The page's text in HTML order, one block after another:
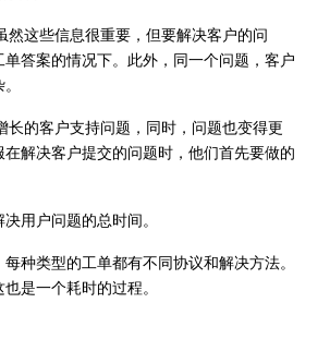
这些信息很重要，但要解决客户的问
答案的情况下。此外，同一个问题，客户
的客户支持问题，同时，问题也变得更
解决客户提交的问题时，他们首先要做的
用户问题的总时间。
类型的工单都有不同协议和解决方法。
是一个耗时的过程。